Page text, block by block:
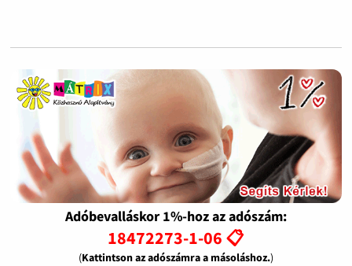
Adóbevalláskor 1%-hoz az adószám:
18472273-1-06 📋
(Kattintson az adószámra a másoláshoz.)